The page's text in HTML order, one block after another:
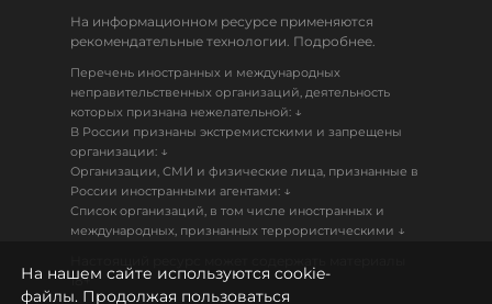
На информационном ресурсе применяются
рекомендательные технологии. Подробнее.
Перечень иностранных и международных
неправительственных организаций, деятельность
которых признана нежелательной: ↓
В России признаны экстремистскими и запрещены
организации: ↓
Организации, СМИ и физические лица, признанные в
России иностранными агентами: ↓
Список организаций, в том числе иностранных и
международных, признанных террористическими ↓
18+
На нашем сайте используются cookie-
файлы. Продолжая пользоваться